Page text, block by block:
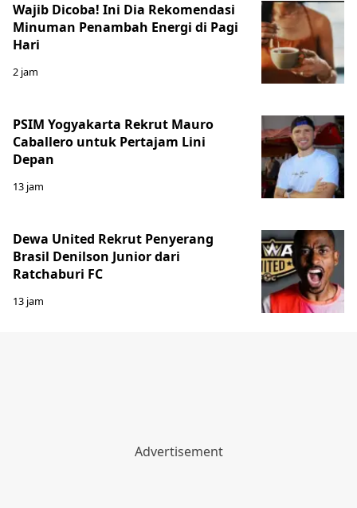
Wajib Dicoba! Ini Dia Rekomendasi
Minuman Penambah Energi di Pagi
Hari
2 jam
PSIM Yogyakarta Rekrut Mauro
Caballero untuk Pertajam Lini
Depan
13 jam
Dewa United Rekrut Penyerang
Brasil Denilson Junior dari
Ratchaburi FC
13 jam